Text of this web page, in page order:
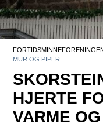
MUR OG PIPER
HJERTE
VARME